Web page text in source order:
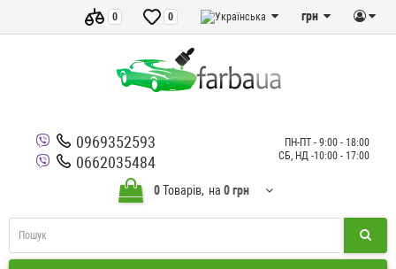
грн
0
0
0969352593
0662035484
ПН-ПТ - 9:00 - 18:00
СБ, НД -10:00 - 17:00
0Товарів, на 0 грн